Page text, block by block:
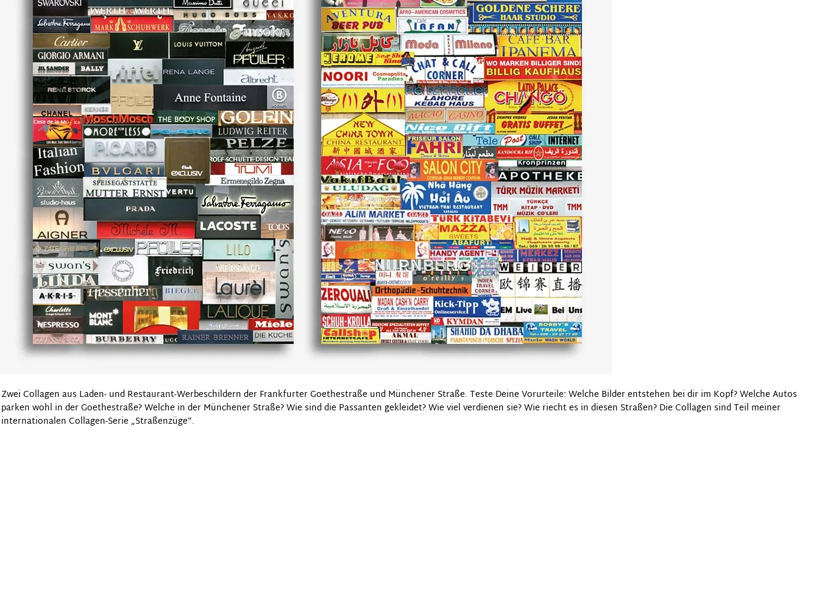
Zwei Collagen aus Laden- und Restaurant-Werbeschildern der Frankfurter Goethestraße und Münchener Straße. Teste Deine Vorurteile: Welche Bilder entstehen bei dir im Kopf? Welche Autos
parken wohl in der Goethestraße? Welche in der Münchener Straße? Wie sind die Passanten gekleidet? Wie viel verdienen sie? Wie riecht es in diesen Straßen? Die Collagen sind Teil meiner
internationalen Collagen-Serie „Straßenzüge“.